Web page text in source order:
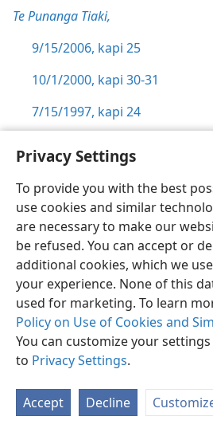
Privacy Settings
To provide you with the best
use cookies and similar
are necessary to make our
be refused. You can accept or
additional cookies, which we
your experience. None of this
used for marketing. To learn
Policy on Use of Cookies and
You can customize your
to Privacy Settings.
Accept Decline
Te Punanga Tiaki,
9/15/2006, kapi 25
10/1/2000, kapi 30-31
7/15/1997, kapi 24
7/15/2000, kapi 30
5:21
Te Punanga Tiaki,
9/15/2006, kapi 17
6/15/2001, kapi 19
7/15/2000, kapi 31
6:1